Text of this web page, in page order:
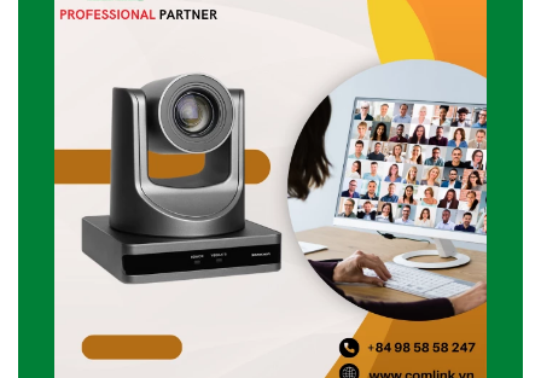
Tích hợp dễ dàng với các nền tảng học
trực tuyến
Để phục vụ các nhu cầu học tập khác nhau,
Camera hỗ trợ tích hợp với các nền tảng họp
trực tuyến phổ biến như Zoom, Microsoft
Teams, Google Meet và nhiều nền tảng khác.
Sự tương thích này loại bỏ bất kỳ giới hạn nào
khi lựa chọn nền tảng phù hợp nhất cho bạn và